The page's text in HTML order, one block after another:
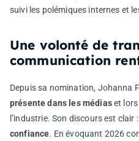
suivi les polémiques internes et
Une volonté de
communication
Depuis sa nomination, Johanna
présente dans les médiaset lors
l’industrie. Son discours est clair :
confiance. En évoquant 2026